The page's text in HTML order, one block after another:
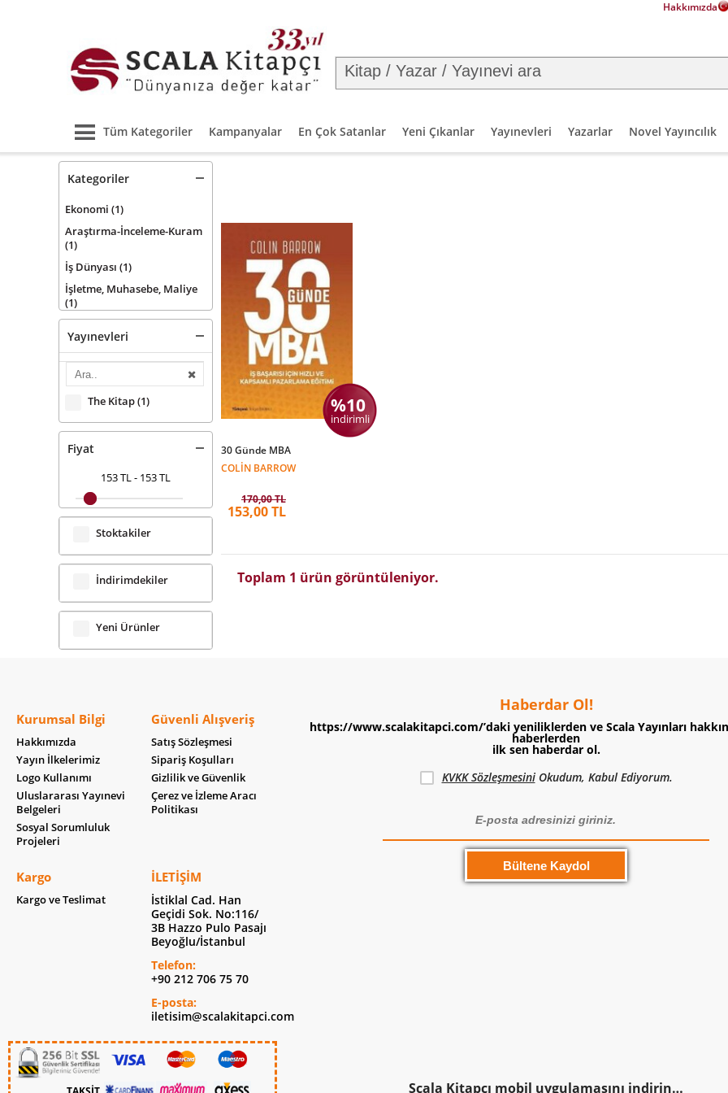
Hakkımızda
Tüm Kategoriler Kampanyalar En Çok Satanlar Yeni Çıkanlar Yayınevleri Yazarlar Novel Yayıncılık
Kategoriler
Ekonomi (1)
Araştırma-İnceleme-Kuram
(1)
İş Dünyası (1)
İşletme, Muhasebe, Maliye
(1)
Yayınevleri
The Kitap(1)
Fiyat
153 TL- 153 TL
Stoktakiler
İndirimdekiler
Yeni Ürünler
%10
indirimli
30 Günde MBA
COLIN BARROW
170,00 TL
153,00 TL
Toplam 1 ürün görüntüleniyor.
Kurumsal Bilgi
Hakkımızda
Yayın İlkelerimiz
Logo Kullanımı
Uluslararası Yayınevi
Belgeleri
Sosyal Sorumluluk
Projeleri
Güvenli Alışveriş
Satış Sözleşmesi
Sipariş Koşulları
Gizlilik ve Güvenlik
Çerez ve İzleme Aracı
Politikası
Kargo
Kargo ve Teslimat
İLETIŞIM
İstiklal Cad. Han
Geçidi Sok. No:116/
3B Hazzo Pulo Pasajı
Beyoğlu/İstanbul
Telefon:
+90 212 706 75 70
E-posta:
iletisim@scalakitapci.com
Haberdar Ol!
https://www.scalakitapci.com/’daki yeniliklerden ve Scala Yayınları
haberlerden
ilk sen haberdar ol.
KVKK SözleşmesiniOkudum, Kabul Ediyorum.
Scala Kitapcı mobil uygulamasını indirin…